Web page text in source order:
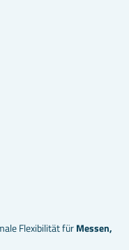
Flexibilität fürMessen,